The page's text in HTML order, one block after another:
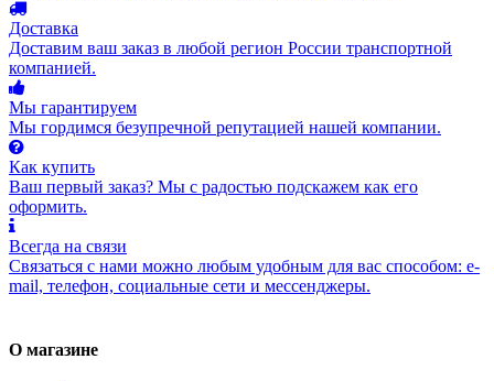
Доставка
Доставим ваш заказ в любой регион России транспортной
компанией.
Мы гарантируем
Мы гордимся безупречной репутацией нашей компании.
Как купить
Ваш первый заказ? Мы с радостью подскажем как его
оформить.
Всегда на связи
Связаться с нами можно любым удобным для вас способом: e-
mail, телефон, социальные сети и мессенджеры.
О магазине